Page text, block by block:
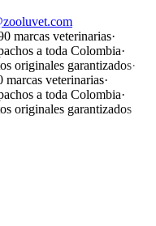
marcas veterinarias·
a toda Colombia·
originales garantizados·
marcas veterinarias·
a toda Colombia·
originales garantizados